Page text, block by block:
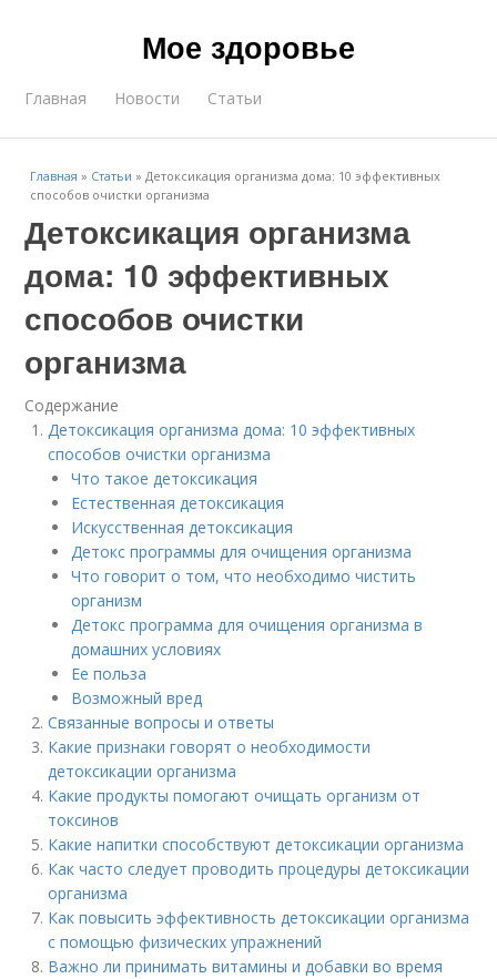
Мое здоровье
Главная Новости Статьи
Главная » Статьи »Детоксикация организма дома: 10 эффективных
способов очистки организма
Детоксикация организма
дома: 10 эффективных
способов очистки
организма
Содержание
Детоксикация организма дома: 10 эффективных
способов очистки организма
Что такое детоксикация
Естественная детоксикация
Искусственная детоксикация
Детокс программы для очищения организма
Что говорит о том, что необходимо чистить
организм
Детокс программа для очищения организма в
домашних условиях
Ее польза
Возможный вред
Связанные вопросы и ответы
Какие признаки говорят о необходимости
детоксикации организма
Какие продукты помогают очищать организм от
токсинов
Какие напитки способствуют детоксикации организма
Как часто следует проводить процедуры детоксикации
организма
Как повысить эффективность детоксикации организма
с помощью физических упражнений
Важно ли принимать витамины и добавки во время